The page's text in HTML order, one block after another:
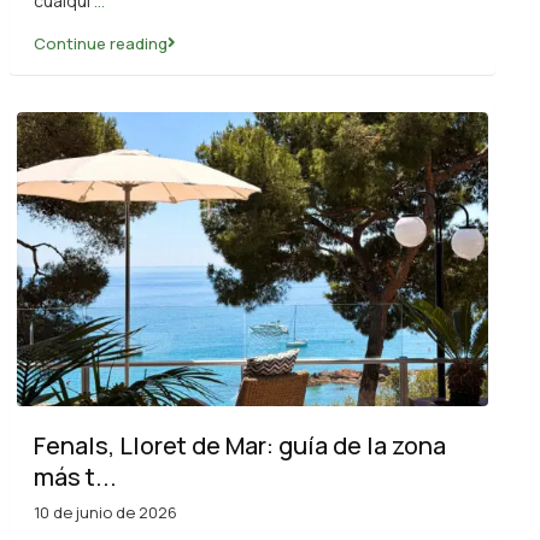
Continue reading
Fenals, Lloret de Mar: guía de la zona
más t...
10 de junio de 2026